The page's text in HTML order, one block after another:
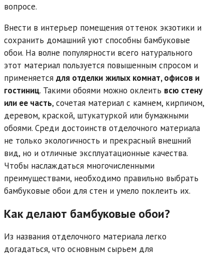
вопросе.
Внести в интерьер помещения оттенок экзотики и
сохранить домашний уют способны бамбуковые
обои. На волне популярности всего натурального
этот материал пользуется повышенным спросом и
применяется для отделки жилых комнат, офисов и
гостиниц. Такими обоями можно оклеить всю стену
или ее часть, сочетая материал с камнем, кирпичом,
деревом, краской, штукатуркой или бумажными
обоями. Среди достоинств отделочного материала
не только экологичность и прекрасный внешний
вид, но и отличные эксплуатационные качества.
Чтобы наслаждаться многочисленными
преимуществами, необходимо правильно выбрать
бамбуковые обои для стен и умело поклеить их.
Как делают бамбуковые обои?
Из названия отделочного материала легко
догадаться, что основным сырьем для